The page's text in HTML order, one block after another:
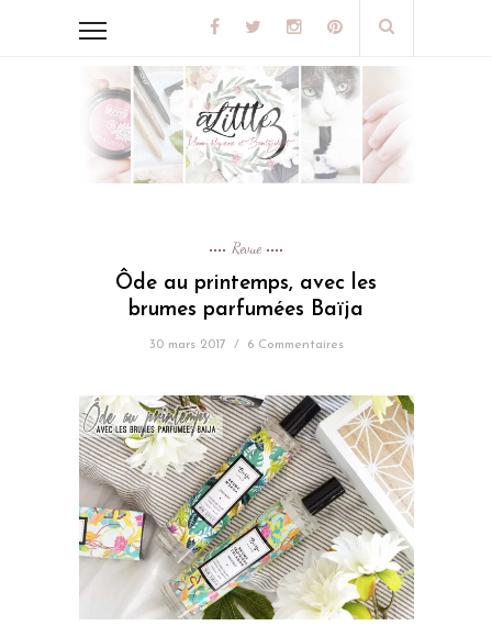
Revue
Ôde au printemps, avec les
brumes parfumées Baïja
30 mars 2017 / 6 Commentaires